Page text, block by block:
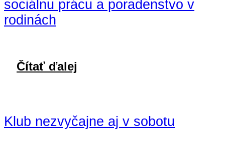
sociálnu prácu a poradenstvo v
rodinách
Čítať ďalej
Klub nezvyčajne aj v sobotu